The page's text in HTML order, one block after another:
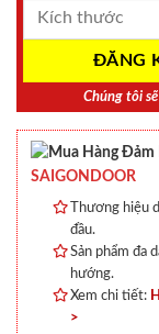
Chúng tôi
SAIGONDOOR
Thương hiệu
đầu.
Sản phẩm đa
hướng.
Xem chi tiết:
>